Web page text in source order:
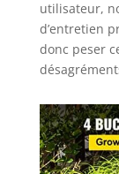
utilisateur,
d’entretien
donc peser